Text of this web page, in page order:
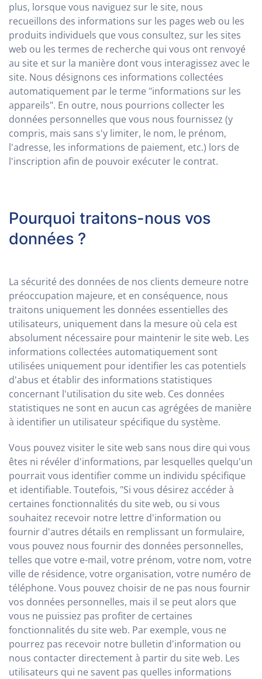
plus, lorsque vous naviguez sur le site, nous
recueillons des informations sur les pages web ou les
produits individuels que vous consultez, sur les sites
web ou les termes de recherche qui vous ont renvoyé
au site et sur la manière dont vous interagissez avec le
site. Nous désignons ces informations collectées
automatiquement par le terme "informations sur les
appareils". En outre, nous pourrions collecter les
données personnelles que vous nous fournissez (y
compris, mais sans s'y limiter, le nom, le prénom,
l'adresse, les informations de paiement, etc.) lors de
l'inscription afin de pouvoir exécuter le contrat.
Pourquoi traitons-nous vos
données ?
La sécurité des données de nos clients demeure notre
préoccupation majeure, et en conséquence, nous
traitons uniquement les données essentielles des
utilisateurs, uniquement dans la mesure où cela est
absolument nécessaire pour maintenir le site web. Les
informations collectées automatiquement sont
utilisées uniquement pour identifier les cas potentiels
d'abus et établir des informations statistiques
concernant l'utilisation du site web. Ces données
statistiques ne sont en aucun cas agrégées de manière
à identifier un utilisateur spécifique du système.
Vous pouvez visiter le site web sans nous dire qui vous
êtes ni révéler d'informations, par lesquelles quelqu'un
pourrait vous identifier comme un individu spécifique
et identifiable. Toutefois, "Si vous désirez accéder à
certaines fonctionnalités du site web, ou si vous
souhaitez recevoir notre lettre d'information ou
fournir d'autres détails en remplissant un formulaire,
vous pouvez nous fournir des données personnelles,
telles que votre e-mail, votre prénom, votre nom, votre
ville de résidence, votre organisation, votre numéro de
téléphone. Vous pouvez choisir de ne pas nous fournir
vos données personnelles, mais il se peut alors que
vous ne puissiez pas profiter de certaines
fonctionnalités du site web. Par exemple, vous ne
pourrez pas recevoir notre bulletin d'information ou
nous contacter directement à partir du site web. Les
utilisateurs qui ne savent pas quelles informations